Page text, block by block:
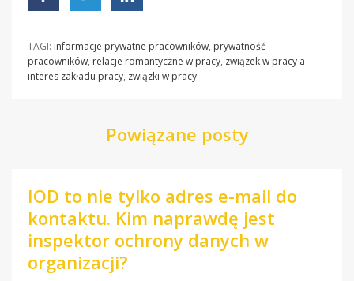
TAGI: informacje prywatne pracowników, prywatność
pracowników, relacje romantyczne w pracy, związek w pracy a
interes zakładu pracy, związki w pracy
Powiązane posty
IOD to nie tylko adres e-mail do
kontaktu. Kim naprawdę jest
inspektor ochrony danych w
organizacji?